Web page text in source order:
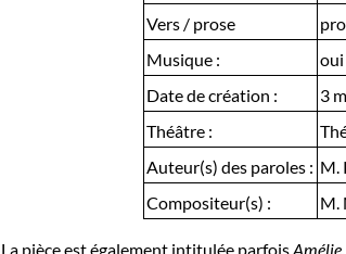
Vers / prose
Musique :
oui
Date de création :
3
Théâtre :
Auteur(s) des paroles : M.
Compositeur(s) :
M.
La pièce est également intitulée parfois